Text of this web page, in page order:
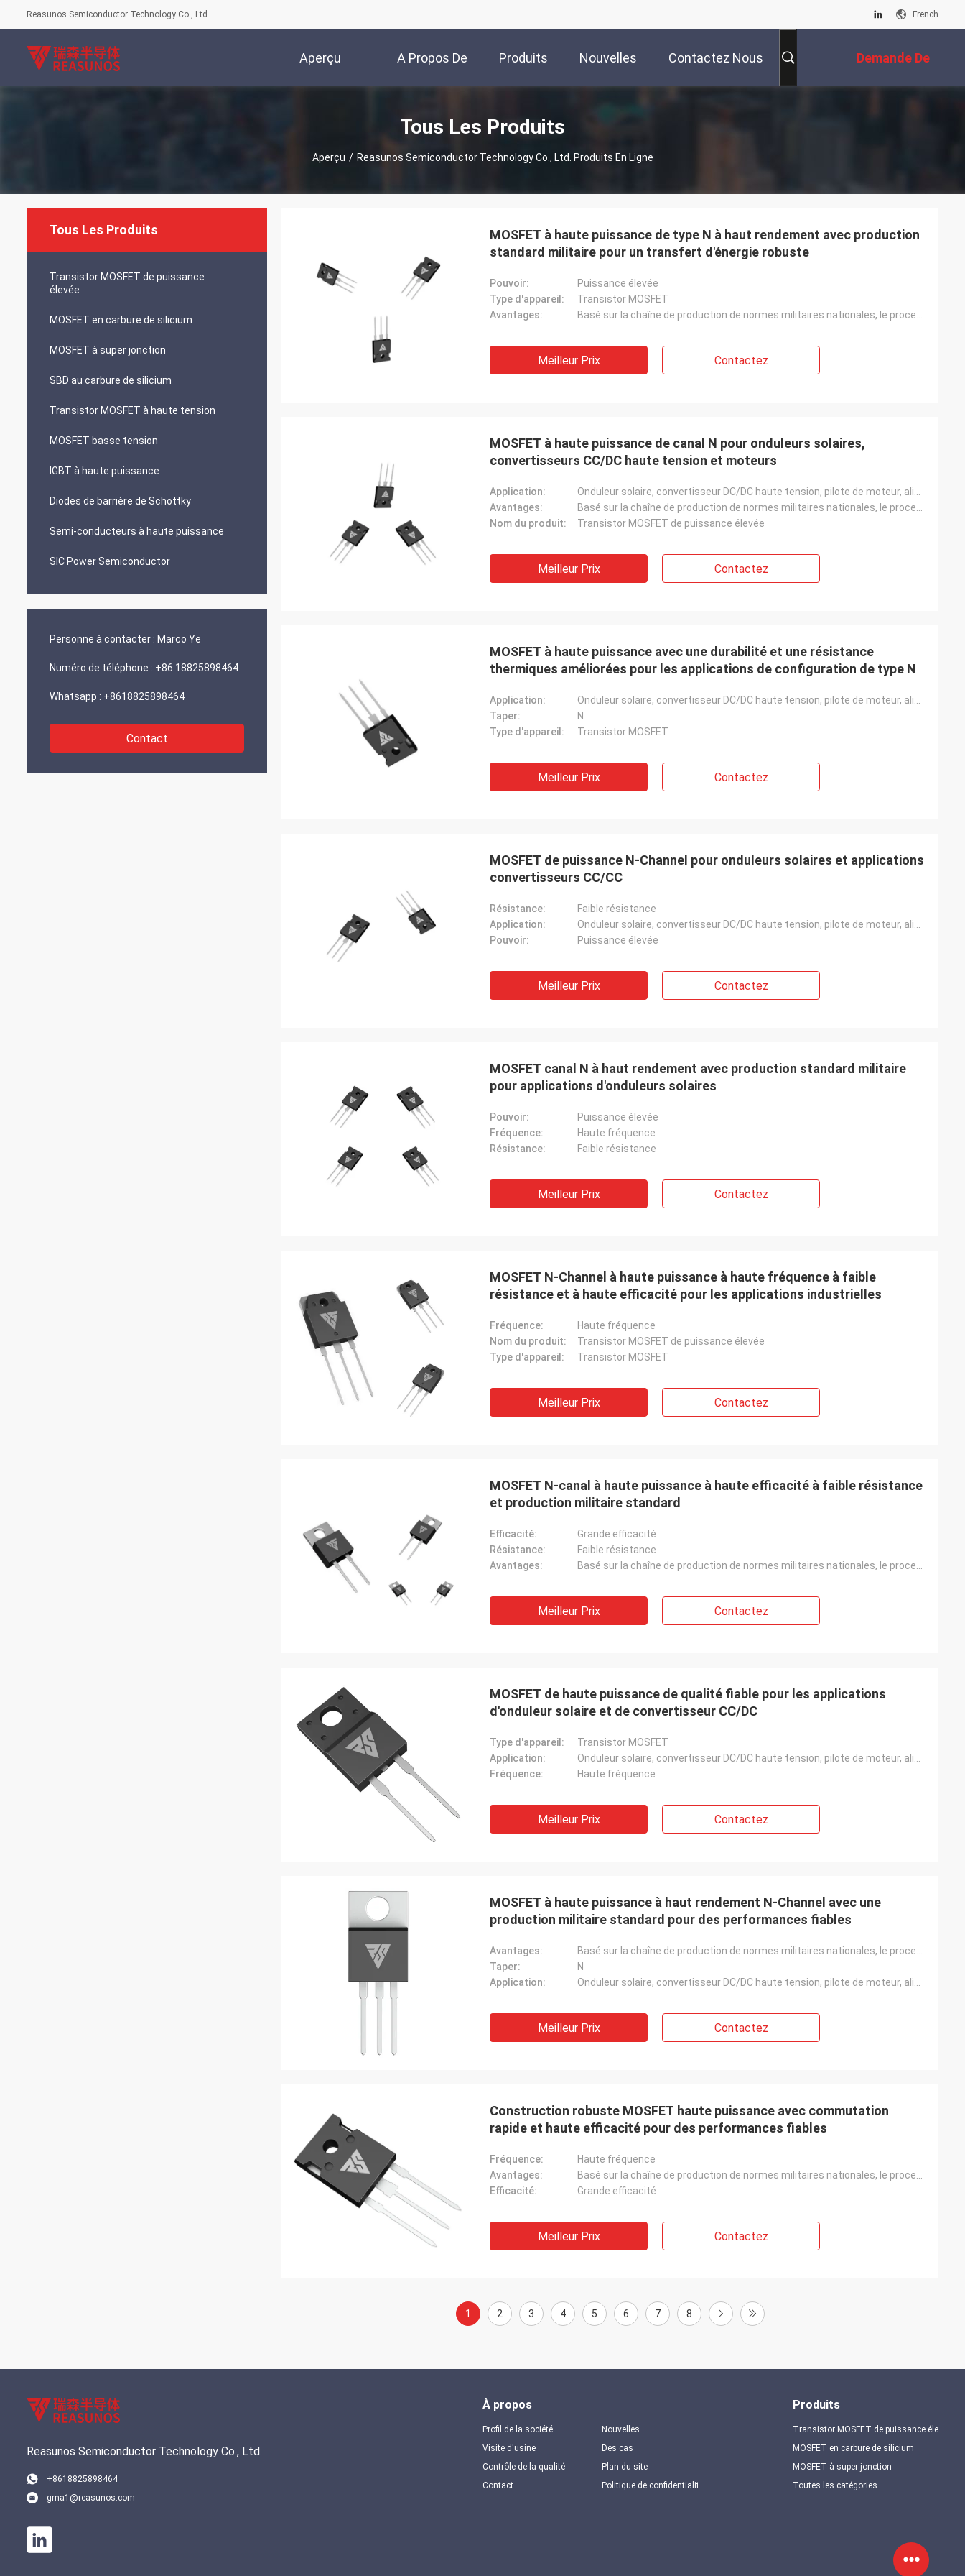
Reasunos Semiconductor Technology Co., Ltd. French
Aperçu A Propos De
Nous
Produits Nouvelles Contactez Nous Demande De
Soumission
Tous Les Produits
Aperçu / Reasunos Semiconductor Technology Co., Ltd. Produits En Ligne
Tous Les Produits
Transistor MOSFET de puissance
élevée
MOSFET en carbure de silicium
MOSFET à super jonction
SBD au carbure de silicium
Transistor MOSFET à haute tension
MOSFET basse tension
IGBT à haute puissance
Diodes de barrière de Schottky
Semi-conducteurs à haute puissance
SIC Power Semiconductor
Personne à contacter : Marco Ye
Numéro de téléphone : +86 18825898464
Whatsapp : +8618825898464
Contact
MOSFET à haute puissance de type N à haut rendement avec production
standard militaire pour un transfert d'énergie robuste
Pouvoir:
Puissance élevée
Type d'appareil:
Transistor MOSFET
Avantages:
Meilleur Prix Contactez
MOSFET à haute puissance de canal N pour onduleurs solaires,
convertisseurs CC/DC haute tension et moteurs
Application:
Avantages:
Nom du produit:
Transistor MOSFET de puissance élevée
Meilleur Prix Contactez
MOSFET à haute puissance avec une durabilité et une résistance
thermiques améliorées pour les applications de configuration de type N
Application:
Taper:
N
Type d'appareil:
Transistor MOSFET
Meilleur Prix Contactez
MOSFET de puissance N-Channel pour onduleurs solaires et applications
convertisseurs CC/CC
Résistance:
Faible résistance
Application:
Pouvoir:
Puissance élevée
Meilleur Prix Contactez
MOSFET canal N à haut rendement avec production standard militaire
pour applications d'onduleurs solaires
Pouvoir:
Puissance élevée
Fréquence:
Haute fréquence
Résistance:
Faible résistance
Meilleur Prix Contactez
MOSFET N-Channel à haute puissance à haute fréquence à faible
résistance et à haute efficacité pour les applications industrielles
Fréquence:
Haute fréquence
Nom du produit:
Transistor MOSFET de puissance élevée
Type d'appareil:
Transistor MOSFET
Meilleur Prix Contactez
MOSFET N-canal à haute puissance à haute efficacité à faible résistance
et production militaire standard
Efficacité:
Grande efficacité
Résistance:
Faible résistance
Avantages:
Meilleur Prix Contactez
MOSFET de haute puissance de qualité fiable pour les applications
d'onduleur solaire et de convertisseur CC/DC
Type d'appareil:
Transistor MOSFET
Application:
Fréquence:
Haute fréquence
Meilleur Prix Contactez
MOSFET à haute puissance à haut rendement N-Channel avec une
production militaire standard pour des performances fiables
Avantages:
Taper:
N
Application:
Meilleur Prix Contactez
Construction robuste MOSFET haute puissance avec commutation
rapide et haute efficacité pour des performances fiables
Fréquence:
Haute fréquence
Avantages:
Efficacité:
Grande efficacité
Meilleur Prix Contactez
1 2 3 4 5 6 7 8
Reasunos Semiconductor Technology Co., Ltd.
+8618825898464
gma1@reasunos.com
À propos
Profil de la société
Visite d'usine
Contrôle de la qualité
Contact
Nouvelles
Des cas
Plan du site
Politique de confidentialité
Produits
Transistor MOSFET de puissance élevée
MOSFET en carbure de silicium
MOSFET à super jonction
Toutes les catégories